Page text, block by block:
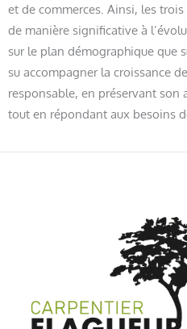
et de commerces. Ainsi, les
de manière significative à
sur le plan démographique que
su accompagner la croissance
responsable, en préservant
tout en répondant aux besoins